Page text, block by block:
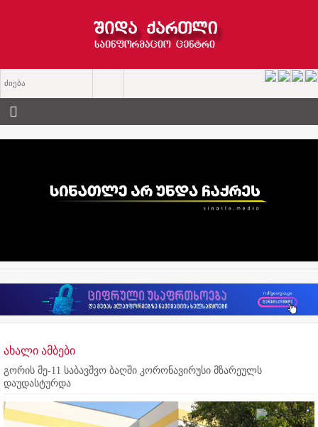
ახალი ამბები
გორის მე-11 საბავშვო ბაღში კორონავირუსი მზარეულს
დაუდასტურდა